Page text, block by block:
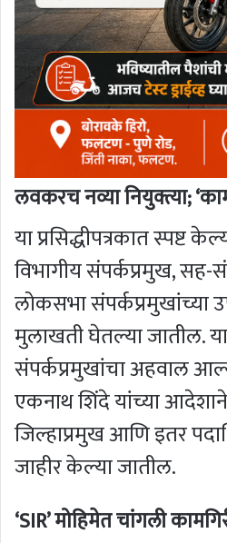
लवकरच नव्या नियुक्त्या;
या प्रसिद्धीपत्रकात स्पष्ट
विभागीय संपर्कप्रमुख,
लोकसभा संपर्कप्रमुखांच्या
मुलाखती घेतल्या जातील.
संपर्कप्रमुखांचा अहवाल
एकनाथ शिंदे यांच्या
जिल्हाप्रमुख आणि इतर
जाहीर केल्या जातील.
‘SIR’ मोहिमेत चांगली